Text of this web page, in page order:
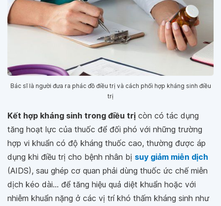
Bác sĩ là người đưa ra phác đồ điều trị và cách phối hợp kháng sinh điều
trị
Kết hợp kháng sinh trong điều trị còn có tác dụng
tăng hoạt lực của thuốc để đối phó với những trường
hợp vi khuẩn có độ kháng thuốc cao, thường được áp
dụng khi điều trị cho bệnh nhân bị suy giảm miễn dịch
(AIDS), sau ghép cơ quan phải dùng thuốc ức chế miễn
dịch kéo dài... để tăng hiệu quả diệt khuẩn hoặc với
nhiễm khuẩn nặng ở các vị trí khó thấm kháng sinh như